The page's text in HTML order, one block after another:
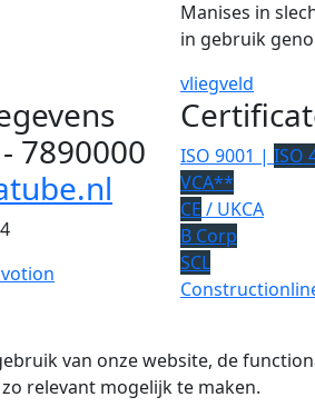
Manises in
in gebruik
vliegveld
7890000
ISO 9001 | ISO
VCA**
CE / UKCA
B Corp
SCL
van onze website, de
relevant mogelijk te maken.